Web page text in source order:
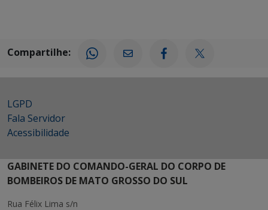
Compartilhe:
LGPD
Fala Servidor
Acessibilidade
GABINETE DO COMANDO-GERAL DO CORPO DE
BOMBEIROS DE MATO GROSSO DO SUL
Rua Félix Lima s/n